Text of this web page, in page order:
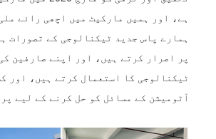
ہے، اور ہمیں مارکیٹ میں اچھی رائے
ہمارے پاس جدید ٹیکنالوجی کے تصورات
پر اصرار کرتے ہیں، اور اپنے صارفین
ٹیکنالوجی کا استعمال کرتے ہیں، اور
آٹومیشن کے مسائل کو حل کرنے کے لیے